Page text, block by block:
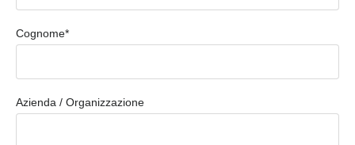
Cognome*
Azienda / Organizzazione